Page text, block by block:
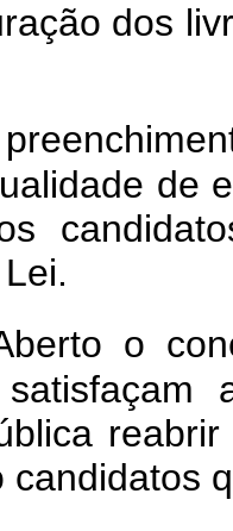
dos
de
o
candidatos